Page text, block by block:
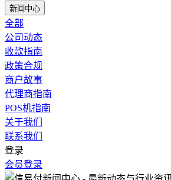
新闻中心
全部
公司动态
收款指南
政策合规
商户故事
代理商指南
POS机指南
关于我们
联系我们
登录
会员登录